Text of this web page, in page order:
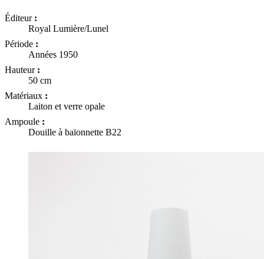
Éditeur :
Royal Lumière/Lunel
Période :
Années 1950
Hauteur :
50 cm
Matériaux :
Laiton et verre opale
Ampoule :
Douille à baïonnette B22